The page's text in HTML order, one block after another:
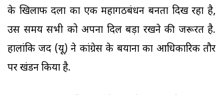
के खिलाफ दलों का एक महागठबंधन बनता दिख रहा है,
उस समय सभी को अपना दिल बड़ा रखने की जरूरत है.
हालांकि जद (यू) ने कांग्रेस के बयानों का आधिकारिक तौर
पर खंडन किया है.